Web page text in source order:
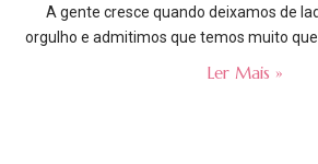
A gente cresce quando deixamos de
orgulho e admitimos que temos muito
Ler Mais »